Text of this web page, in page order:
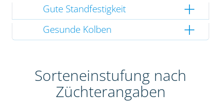
Gute Standfestigkeit
Gesunde Kolben
Sorteneinstufung nach
Züchterangaben